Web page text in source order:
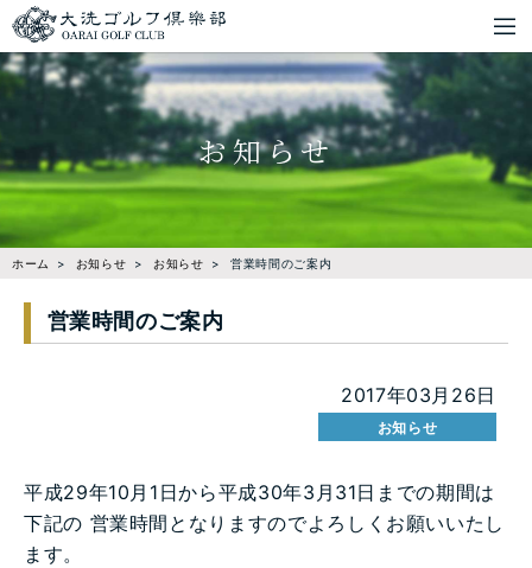
お知らせ
ホーム お知らせ お知らせ 営業時間のご案内
営業時間のご案内
2017年03月26日
お知らせ
平成29年10月1日から平成30年3月31日までの期間は
下記の 営業時間となりますのでよろしくお願いいたし
ます。